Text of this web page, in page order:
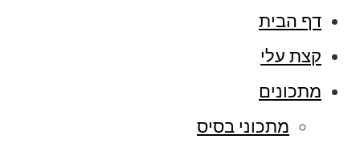
דף הבית
קצת עלי
מתכונים
מתכוני בסיס